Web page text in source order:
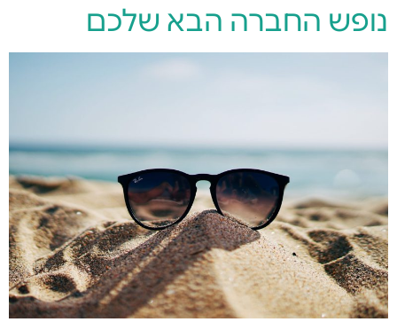
נופש החברה הבא שלכם